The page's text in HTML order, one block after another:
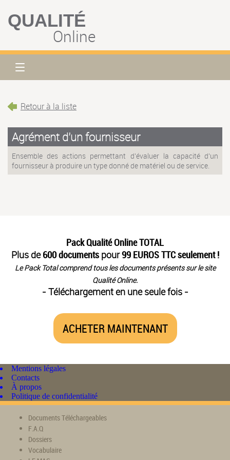
QUALITÉ
Online
Retour à la liste
Agrément d'un fournisseur
Ensemble des actions permettant d'évaluer la capacité d'un
fournisseur à produire un type donné de matériel ou de service.
Pack Qualité Online TOTAL
Plus de600 documentspour99 EUROS TTC seulement !
Le Pack Total comprend tous les documents présents sur le site
Qualité Online.
- Téléchargement en une seule fois -
ACHETER MAINTENANT
Mentions légales
Contacts
À propos
Politique de confidentialité
Documents Téléchargeables
F.A.Q
Dossiers
Vocabulaire